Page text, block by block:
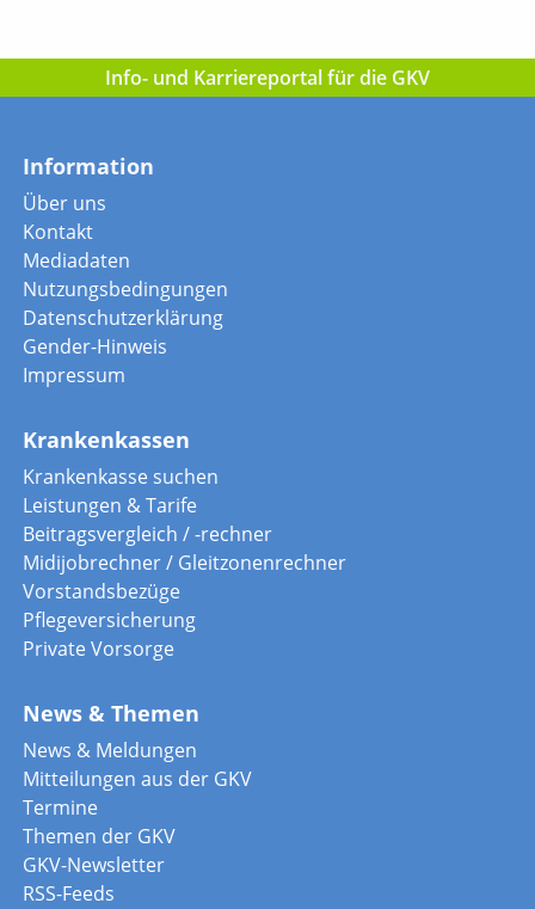
Info- und Karriereportal für die GKV
Information
Über uns
Kontakt
Mediadaten
Nutzungsbedingungen
Datenschutzerklärung
Gender-Hinweis
Impressum
Krankenkassen
Krankenkasse suchen
Leistungen & Tarife
Beitragsvergleich / -rechner
Midijobrechner / Gleitzonenrechner
Vorstandsbezüge
Pflegeversicherung
Private Vorsorge
News & Themen
News & Meldungen
Mitteilungen aus der GKV
Termine
Themen der GKV
GKV-Newsletter
RSS-Feeds